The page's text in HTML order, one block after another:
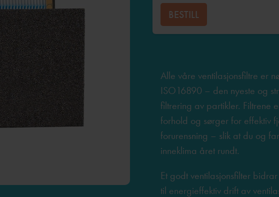
BESTILL
Alle våre ventilasjonsfiltre er
ISO16890 – den nyeste og
filtrering av partikler. Filtrene
forhold og sørger for effektiv
forurensning – slik at du og
inneklima året rundt.
Et godt ventilasjonsfilter
til energieffektiv drift av